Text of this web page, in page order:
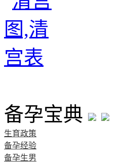
备孕宝典
生育政策
备孕经验
备孕生男